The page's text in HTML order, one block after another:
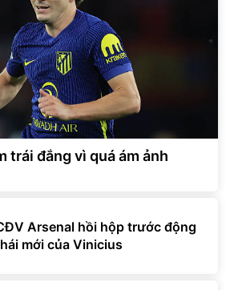
trái đắng vì quá ám ảnh
Arsenal hồi hộp trước động
mới của Vinicius